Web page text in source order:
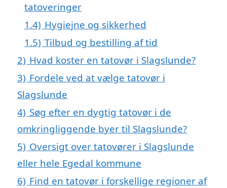
tatoveringer
1.4) Hygiejne og sikkerhed
1.5) Tilbud og bestilling af tid
2) Hvad koster en tatovør i Slagslunde?
3) Fordele ved at vælge tatovør i
Slagslunde
4) Søg efter en dygtig tatovør i de
omkringliggende byer til Slagslunde?
5) Oversigt over tatovører i Slagslunde
eller hele Egedal kommune
6) Find en tatovør i forskellige regioner af